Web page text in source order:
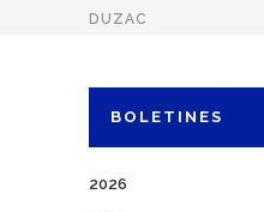
DUZAC
BOLETINES
2026